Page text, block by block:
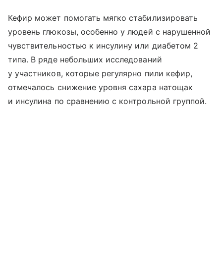
Кефир может помогать мягко стабилизировать
уровень глюкозы, особенно у людей с нарушенной
чувствительностью к инсулину или диабетом 2
типа. В ряде небольших исследований
у участников, которые регулярно пили кефир,
отмечалось снижение уровня сахара натощак
и инсулина по сравнению с контрольной группой.